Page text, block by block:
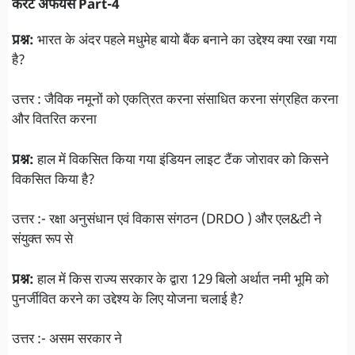
करेंट अफेयर्सPart-4
प्रश्न: भारत के अंदर पहले मधुमेह बायो बैंक बनाने का उद्देश्य क्या रखा गया
है?
उत्तर : जैविक नमूनों को एकत्रित करना संसाधित करना संग्रहित करना
और वितरित करना
प्रश्न:हाल में विकसित किया गया इंडियन लाइट टैंक जोरावर को किसने
विकसित किया है?
उत्तर :- रक्षा अनुसंधान एवं विकास संगठन (DRDO ) और एल&टी ने
संयुक्त रूप से
प्रश्न:हाल में किस राज्य सरकार के द्वारा 129 बिलो अर्थात नमी भूमि को
पुनर्जीवित करने का उद्देश्य के लिए योजना चलाई है?
उत्तर :- असम सरकार ने